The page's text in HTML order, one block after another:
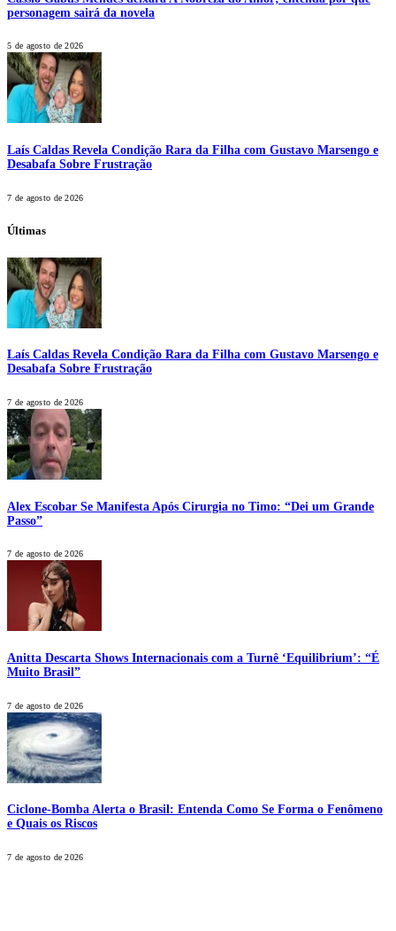
personagem sairá da novela
5 de agosto de 2026
Laís Caldas Revela Condição Rara da Filha com Gustavo Marsengo e
Desabafa Sobre Frustração
7 de agosto de 2026
Últimas
Laís Caldas Revela Condição Rara da Filha com Gustavo Marsengo e
Desabafa Sobre Frustração
7 de agosto de 2026
Alex Escobar Se Manifesta Após Cirurgia no Timo: “Dei um Grande
Passo”
7 de agosto de 2026
Anitta Descarta Shows Internacionais com a Turnê ‘Equilibrium’: “É
Muito Brasil”
7 de agosto de 2026
Ciclone-Bomba Alerta o Brasil: Entenda Como Se Forma o Fenômeno
e Quais os Riscos
7 de agosto de 2026